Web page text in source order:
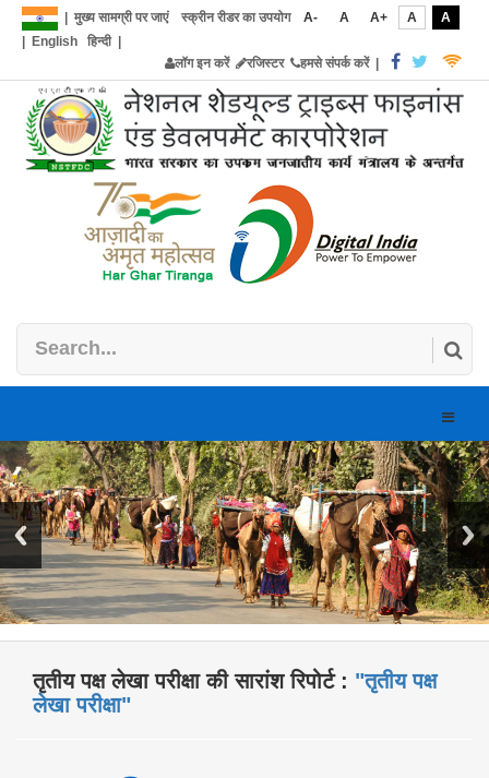
मुख्य सामग्री पर जाएं स्क्रीन रीडर का उपयोग A- A A+ A
A
English हिन्दी|
लॉग इन करें
रजिस्टर हमसे संपर्क करें|
Toggle
तृतीय पक्ष लेखा परीक्षा की सारांश रिपोर्ट : "तृतीय पक्ष
लेखा परीक्षा"